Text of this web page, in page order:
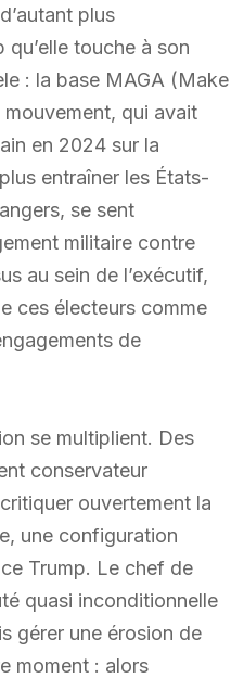
plus
touche à son
: la base MAGA (Make
qui avait
en 2024 sur la
entraîner les États-
se sent
militaire contre
au sein de l’exécutif,
ces électeurs comme
de
se multiplient. Des
conservateur
ouvertement la
une configuration
Trump. Le chef de
quasi inconditionnelle
gérer une érosion de
moment : alors